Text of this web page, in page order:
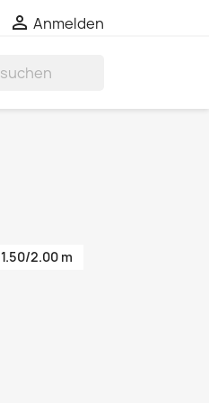
 Anmelden
1.50/2.00 m